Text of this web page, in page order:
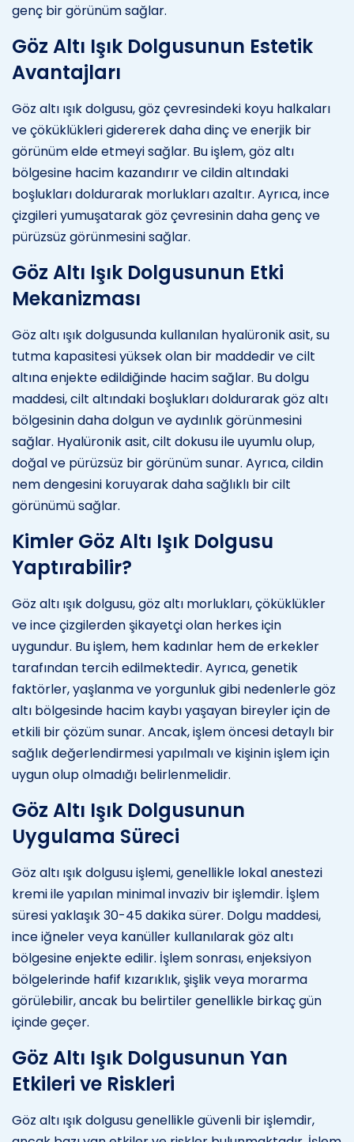
genç bir görünüm sağlar.
Göz Altı Işık Dolgusunun Estetik
Avantajları
Göz altı ışık dolgusu, göz çevresindeki koyu halkaları
ve çöküklükleri gidererek daha dinç ve enerjik bir
görünüm elde etmeyi sağlar. Bu işlem, göz altı
bölgesine hacim kazandırır ve cildin altındaki
boşlukları doldurarak morlukları azaltır. Ayrıca, ince
çizgileri yumuşatarak göz çevresinin daha genç ve
pürüzsüz görünmesini sağlar.
Göz Altı Işık Dolgusunun Etki
Mekanizması
Göz altı ışık dolgusunda kullanılan hyalüronik asit, su
tutma kapasitesi yüksek olan bir maddedir ve cilt
altına enjekte edildiğinde hacim sağlar. Bu dolgu
maddesi, cilt altındaki boşlukları doldurarak göz altı
bölgesinin daha dolgun ve aydınlık görünmesini
sağlar. Hyalüronik asit, cilt dokusu ile uyumlu olup,
doğal ve pürüzsüz bir görünüm sunar. Ayrıca, cildin
nem dengesini koruyarak daha sağlıklı bir cilt
görünümü sağlar.
Kimler Göz Altı Işık Dolgusu
Yaptırabilir?
Göz altı ışık dolgusu, göz altı morlukları, çöküklükler
ve ince çizgilerden şikayetçi olan herkes için
uygundur. Bu işlem, hem kadınlar hem de erkekler
tarafından tercih edilmektedir. Ayrıca, genetik
faktörler, yaşlanma ve yorgunluk gibi nedenlerle göz
altı bölgesinde hacim kaybı yaşayan bireyler için de
etkili bir çözüm sunar. Ancak, işlem öncesi detaylı bir
sağlık değerlendirmesi yapılmalı ve kişinin işlem için
uygun olup olmadığı belirlenmelidir.
Göz Altı Işık Dolgusunun
Uygulama Süreci
Göz altı ışık dolgusu işlemi, genellikle lokal anestezi
kremi ile yapılan minimal invaziv bir işlemdir. İşlem
süresi yaklaşık 30-45 dakika sürer. Dolgu maddesi,
ince iğneler veya kanüller kullanılarak göz altı
bölgesine enjekte edilir. İşlem sonrası, enjeksiyon
bölgelerinde hafif kızarıklık, şişlik veya morarma
görülebilir, ancak bu belirtiler genellikle birkaç gün
içinde geçer.
Göz Altı Işık Dolgusunun Yan
Etkileri ve Riskleri
Göz altı ışık dolgusu genellikle güvenli bir işlemdir,